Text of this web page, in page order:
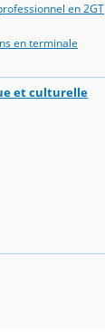
en 2GT
en terminale
et culturelle